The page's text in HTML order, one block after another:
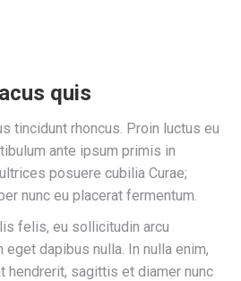
quis
tincidunt rhoncus. Proin luctus eu
ante ipsum primis in
posuere cubilia Curae;
nunc eu placerat fermentum.
felis, eu sollicitudin arcu
eget dapibus nulla. In nulla enim,
hendrerit, sagittis et diamer nunc